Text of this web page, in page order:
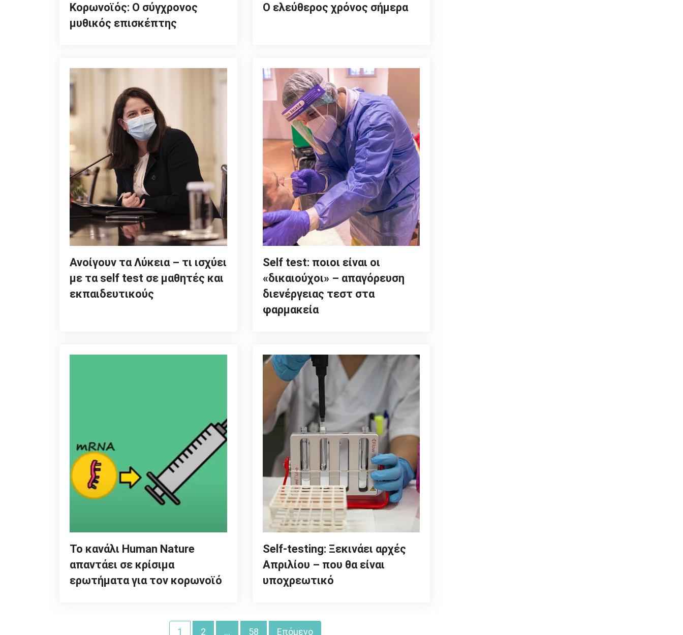
Κορωνοϊός: Ο σύγχρονος
μυθικός επισκέπτης
Ο ελεύθερος χρόνος σήμερα
Ανοίγουν τα Λύκεια – τι ισχύει
με τα self test σε μαθητές και
εκπαιδευτικούς
Self test: ποιοι είναι οι
«δικαιούχοι» – απαγόρευση
διενέργειας τεστ στα
φαρμακεία
Το κανάλι Human Nature
απαντάει σε κρίσιμα
ερωτήματα για τον κορωνοϊό
Self-testing: Ξεκινάει αρχές
Απριλίου – που θα είναι
υποχρεωτικό
1 2 … 58 Επόμενο